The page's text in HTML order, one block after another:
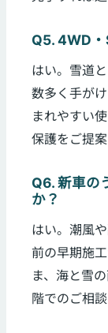
Q5. 4WD
はい。雪道
数多く手が
まれやすい
保護をご提案
Q6. 新車の
か？
はい。潮風
前の早期施
ま、海と雪
階でのご相